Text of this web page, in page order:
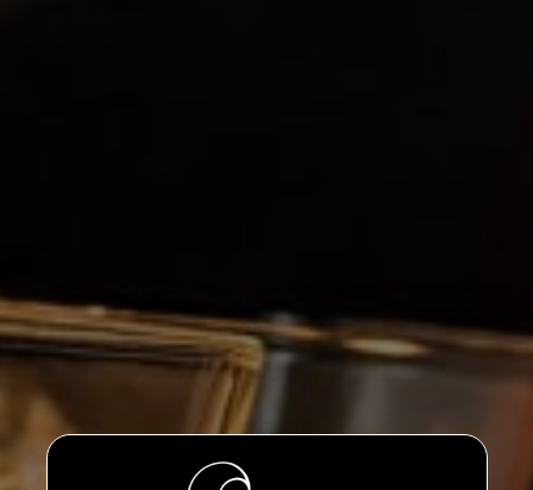
Prowein 2023 trok 49.000 bezoekers en
bracht meer dan 6.000 exposanten samen uit
de wereld van sterke dranken, waaronder wij.
We vonden het fantastisch om nieuwe
contacten te leggen en onze relaties met